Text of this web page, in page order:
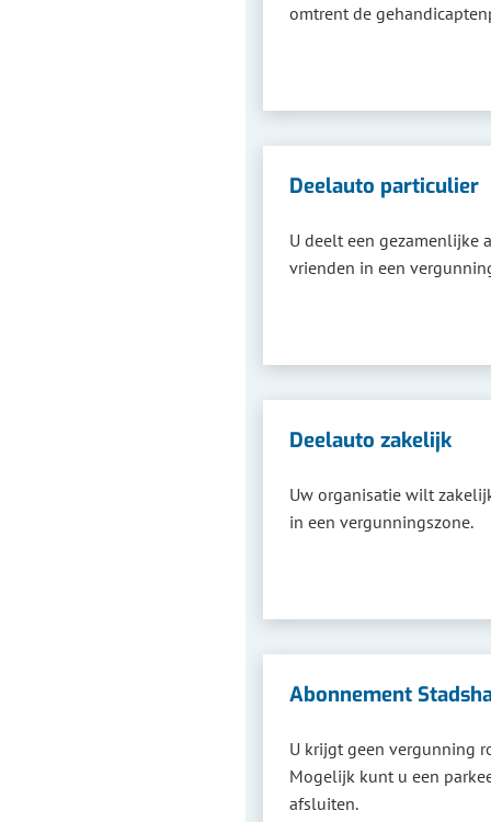
omtrent de
Deelauto particulier
U deelt een gezamenlijke
vrienden in een
Deelauto zakelijk
Uw organisatie wilt
in een vergunningszone.
Abonnement
U krijgt geen vergunning
Mogelijk kunt u een
afsluiten.